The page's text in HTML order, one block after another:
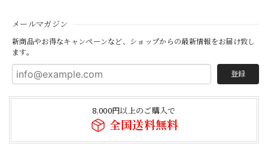
メールマガジン
新商品やお得なキャンペーンなど、ショップからの最新情報をお届け致し
ます。
登録
8,000円以上のご購入で
全国送料無料